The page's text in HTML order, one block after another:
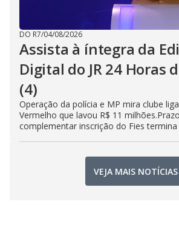
DO R7/04/08/2026
Assista à íntegra da
Digital do JR 24 Horas
(4)
Operação da polícia e MP mira clube
Vermelho que lavou R$ 11
complementar inscrição do Fies
VEJA MAIS NOTÍCIAS